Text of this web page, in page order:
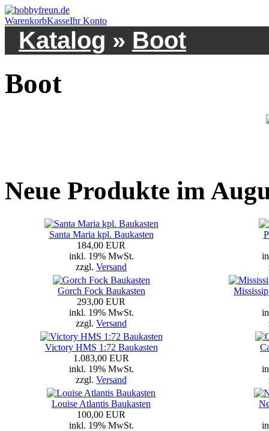
WarenkorbKasseIhr Konto
Katalog » Boot
Boot
Neue Produkte im
Santa Maria kpl. Baukasten
184,00 EUR
inkl. 19% MwSt.
zzgl. Versand
Gorch Fock Baukasten
293,00 EUR
inkl. 19% MwSt.
zzgl. Versand
Victory HMS 1:72 Baukasten
1.083,00 EUR
inkl. 19% MwSt.
zzgl. Versand
Louise Atlantis Baukasten
100,00 EUR
inkl. 19% MwSt.